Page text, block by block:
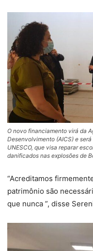
O novo financiamento virá da
Desenvolvimento (AICS) e
UNESCO, que visa reparar
danificados nas explosões de
“Acreditamos
patrimônio são
que nunca ”, disse